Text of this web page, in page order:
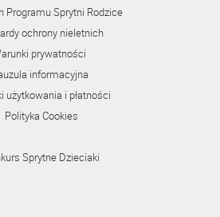
Programu Sprytni Rodzice
ochrony nieletnich
prywatności
informacyjna
użytkowania i płatności
Polityka Cookies
Sprytne Dzieciaki